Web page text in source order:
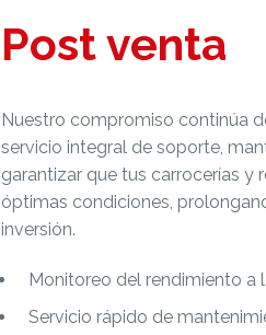
Post venta
Nuestro compromiso continúa
servicio integral de soporte,
garantizar que tus carrocerías y
óptimas condiciones,
inversión.
Monitoreo del rendimiento a
Servicio rápido de